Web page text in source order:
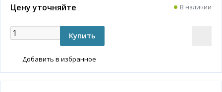
Цену уточняйте В наличии
Добавить в избранное